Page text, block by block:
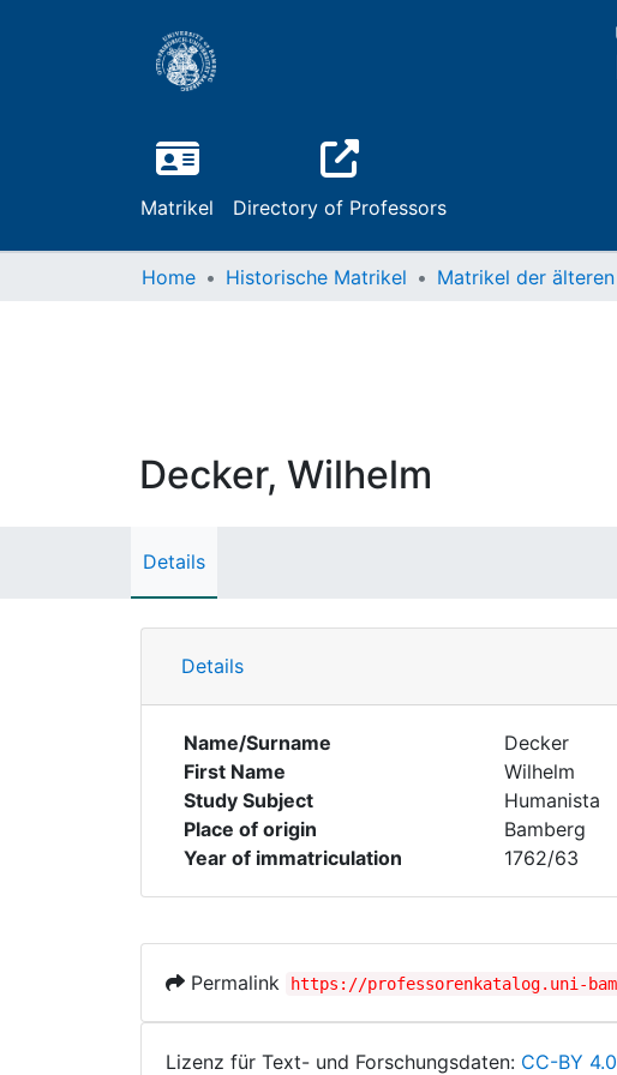
Matrikel Directory of Professors
Home Historische Matrikel
Decker, Wilhelm
Details
Details
Name/Surname
Decker
First Name
Wilhelm
Study Subject
Humanista
Place of origin
Bamberg
Year of immatriculation
1762/63
Permalink https://professorenkatalog.uni-
Lizenz für Text- und Forschungsdaten: CC-BY 4.0